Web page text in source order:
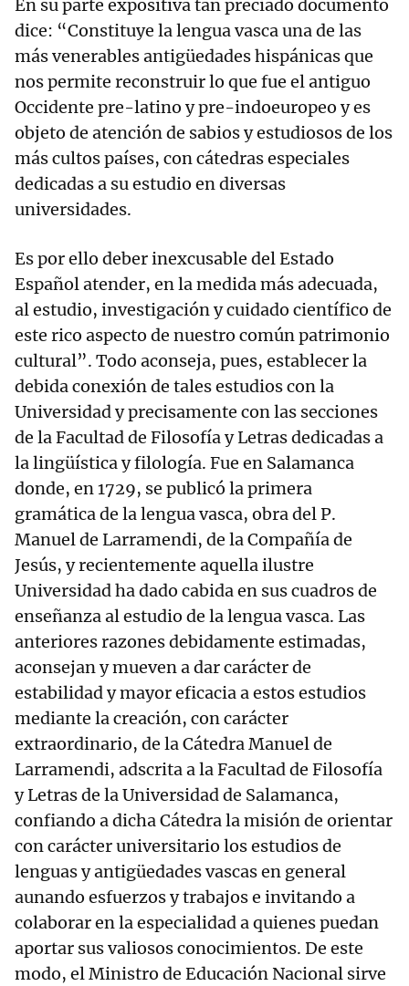
En su parte expositiva tan preciado documento
dice: “Constituye la lengua vasca una de las
más venerables antigüedades hispánicas que
nos permite reconstruir lo que fue el antiguo
Occidente pre-latino y pre-indoeuropeo y es
objeto de atención de sabios y estudiosos de los
más cultos países, con cátedras especiales
dedicadas a su estudio en diversas
universidades.
Es por ello deber inexcusable del Estado
Español atender, en la medida más adecuada,
al estudio, investigación y cuidado científico de
este rico aspecto de nuestro común patrimonio
cultural”. Todo aconseja, pues, establecer la
debida conexión de tales estudios con la
Universidad y precisamente con las secciones
de la Facultad de Filosofía y Letras dedicadas a
la lingüística y filología. Fue en Salamanca
donde, en 1729, se publicó la primera
gramática de la lengua vasca, obra del P.
Manuel de Larramendi, de la Compañía de
Jesús, y recientemente aquella ilustre
Universidad ha dado cabida en sus cuadros de
enseñanza al estudio de la lengua vasca. Las
anteriores razones debidamente estimadas,
aconsejan y mueven a dar carácter de
estabilidad y mayor eficacia a estos estudios
mediante la creación, con carácter
extraordinario, de la Cátedra Manuel de
Larramendi, adscrita a la Facultad de Filosofía
y Letras de la Universidad de Salamanca,
confiando a dicha Cátedra la misión de orientar
con carácter universitario los estudios de
lenguas y antigüedades vascas en general
aunando esfuerzos y trabajos e invitando a
colaborar en la especialidad a quienes puedan
aportar sus valiosos conocimientos. De este
modo, el Ministro de Educación Nacional sirve